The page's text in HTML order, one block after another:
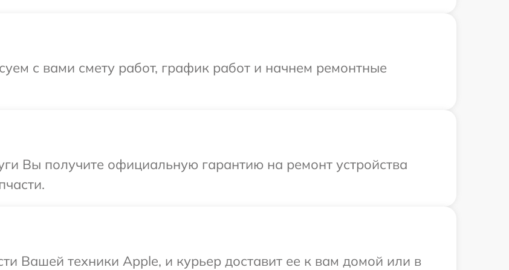
с вами смету работ, график работ и начнем ремонтные
Вы получите официальную гарантию на ремонт устройства
Вашей техники Apple, и курьер доставит ее к вам домой или в